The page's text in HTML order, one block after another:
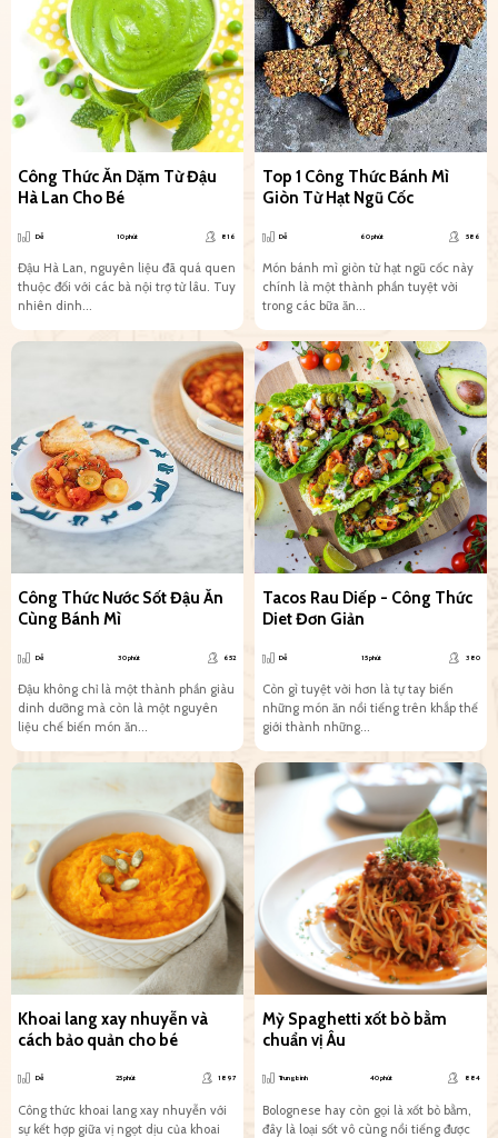
Công Thức Ăn Dặm Từ Đậu
Hà Lan Cho Bé
Dễ 10 phút 816
Đậu Hà Lan, nguyên liệu đã quá quen
thuộc đối với các bà nội trợ từ lâu. Tuy
nhiên dinh...
Top 1 Công Thức Bánh Mì
Giòn Từ Hạt Ngũ Cốc
Dễ 60 phút 586
Món bánh mì giòn từ hạt ngũ cốc này
chính là một thành phần tuyệt vời
trong các bữa ăn...
Công Thức Nước Sốt Đậu Ăn
Cùng Bánh Mì
Dễ 30 phút 652
Đậu không chỉ là một thành phần giàu
dinh dưỡng mà còn là một nguyên
liệu chế biến món ăn...
Tacos Rau Diếp - Công Thức
Diet Đơn Giản
Dễ 15 phút 380
Còn gì tuyệt vời hơn là tự tay biến
những món ăn nổi tiếng trên khắp thế
giới thành những...
Khoai lang xay nhuyễn và
cách bảo quản cho bé
Dễ 25 phút 1897
Công thức khoai lang xay nhuyễn với
sự kết hợp giữa vị ngọt dịu của khoai
Mỳ Spaghetti xốt bò bằm
chuẩn vị Âu
Trung bình 40 phút 884
Bolognese hay còn gọi là xốt bò bằm,
đây là loại sốt vô cùng nổi tiếng được